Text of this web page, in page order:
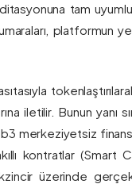
tam
platformun
iletilir. Bunun yanı
merkeziyetsiz
kontratlar (Smart
üzerinde